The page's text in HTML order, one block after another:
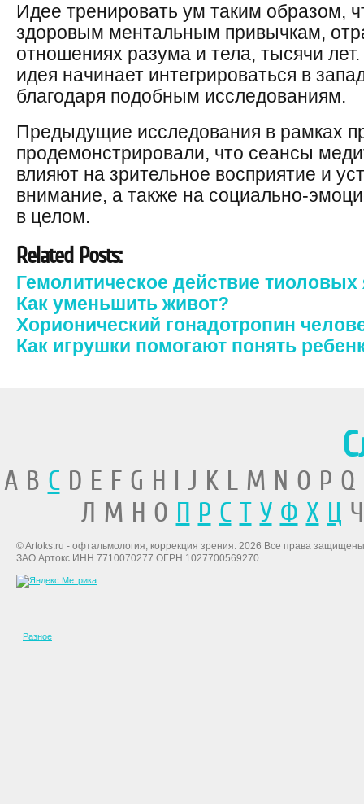
Идее тренировать ум таким образом,
здоровым ментальным привычкам,
отношениях разума и тела, тысячи
идея начинает интегрироваться в
благодаря подобным исследованиям.
Предыдущие исследования в рамках
продемонстрировали, что сеансы
влияют на зрительное восприятие и
внимание, а также на социально-
в целом.
Related Posts:
Гемолитическое действие тиоловых
Как уменьшить живот?
Хорионический гонадотропин
Как игрушки помогают понять
A B CD E F G H I J K L M N O P
Л М Н О П Р С Т У Ф Х Ц
© Artoks.ru - офтальмология, коррекция зрения. 2026 Все права
ЗАО Артокс ИНН 7710070277 ОГРН 1027700569270
Разное